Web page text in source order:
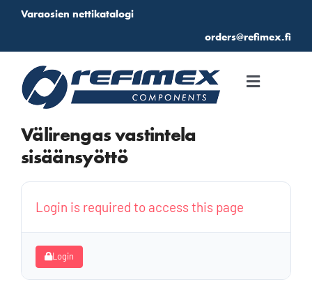
Skip
content
Varaosien nettikatalogi
orders@refimex.fi
Toggle
Katalogi
Suosikit
Kirjautuminen
Välirengas vastintela
sisäänsyöttö
Login is required to access this page
Login